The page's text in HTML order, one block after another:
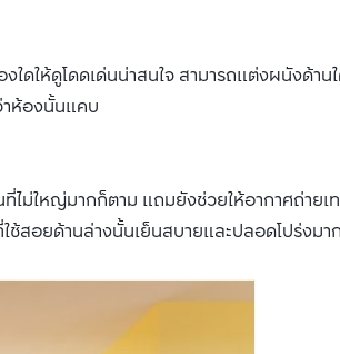
ดให้ดูโดดเด่นน่าสนใจ สามารถแต่งผนังด้าน
าห้องนั้นแคบ
ไม่ใหญ่มากก็ตาม แถมยังช่วยให้อากาศถ่ายเ
ช้สอยด้านล่างนั้นเย็นสบายและปลอดโปร่งมา